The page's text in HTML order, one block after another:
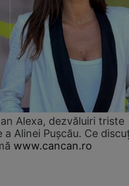
Alexa, dezvăluiri triste
Alinei Pușcău. Ce
www.cancan.ro